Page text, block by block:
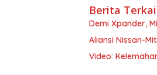
Berita
Demi Xpander,
Aliansi Nissan-
Video: